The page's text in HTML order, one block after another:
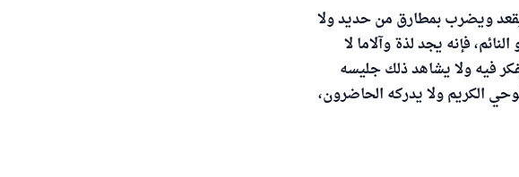
ويضرب بمطارق من حديد ولا
فإنه يجد لذة وآلاما لا
فيه ولا يشاهد ذلك جليسه
الكريم ولا يدركه الحاضرون،